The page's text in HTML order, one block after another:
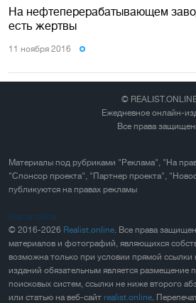
На нефтеперерабатывающем
есть жертвы
11 ноября 2016
©
Ежедневное онлайн-
Все права
Материалы под рубриками "Реклама", "На
"Спонсор проекта", "Партнер проекта",
публикуются на правах рекламы
Карта сайта
© 2016-2026 Realist.online. Все права
материалов и фотографий, являющихся
возможна только при условии прямой ссылки
изданий обязательным является размещение
поисковых систем, ссылки не ниже второго
или статью на веб-сайт realist.online.